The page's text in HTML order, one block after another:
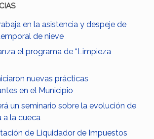
en la asistencia y despeje de
de nieve
el programa de “Limpieza
nuevas prácticas
en el Municipio
un seminario sobre la evolución de
a la cueca
de Liquidador de Impuestos